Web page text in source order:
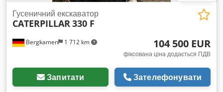
Bergkamen 1 712 km
Гусеничний екскаватор
CATERPILLAR330 F
104 500 EUR
фіксована ціна додається ПДВ
Запитати Зателефонувати